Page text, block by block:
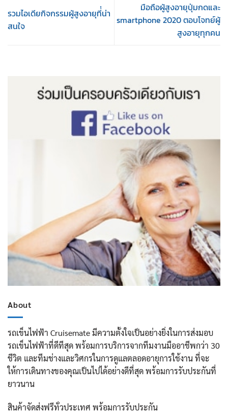
รวมไอเดียกิจกรรมผู้สูงอายุที่่น่า
สนใจ
มือถือผู้สูงอายุปุ่มกดและ
smartphone 2020 ตอบโจทย์ผู้
สูงอายุทุกคน
About
รถเข็นไฟฟ้า Cruisemate มีความตั้งใจเป็นอย่างยิ่งในการส่งมอบ
รถเข็นไฟฟ้าที่ดีทีสุด พร้อมการบริการจากทีมงานมืออาชีพกว่า 30
ชีวิต และทีมช่างและวิศกรในการดูแลตลอดอายุการใช้งาน ที่จะ
ให้การเดินทางของคุณเป็นไปได้อย่างดีที่สุด พร้อมการรับประกันที่
ยาวนาน
สินค้าจัดส่งฟรีทั่วประเทศ พร้อมการรับประกัน